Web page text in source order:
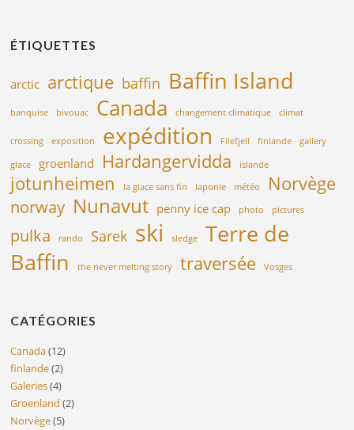
ÉTIQUETTES
arctic arctique baffin Baffin Island
banquise bivouac Canada changement climatique climat
crossing exposition expédition Filefjell finlande gallery
glace groenland Hardangervidda islande
jotunheimen la glace sans fin laponie météo Norvège
norway Nunavut penny ice cap photo pictures
pulka rando Sarek ski sledge
Terre de
Baffin
the never melting story traversée Vosges
CATÉGORIES
Canada(12)
finlande(2)
Galeries(4)
Groenland (2)
Norvège(5)